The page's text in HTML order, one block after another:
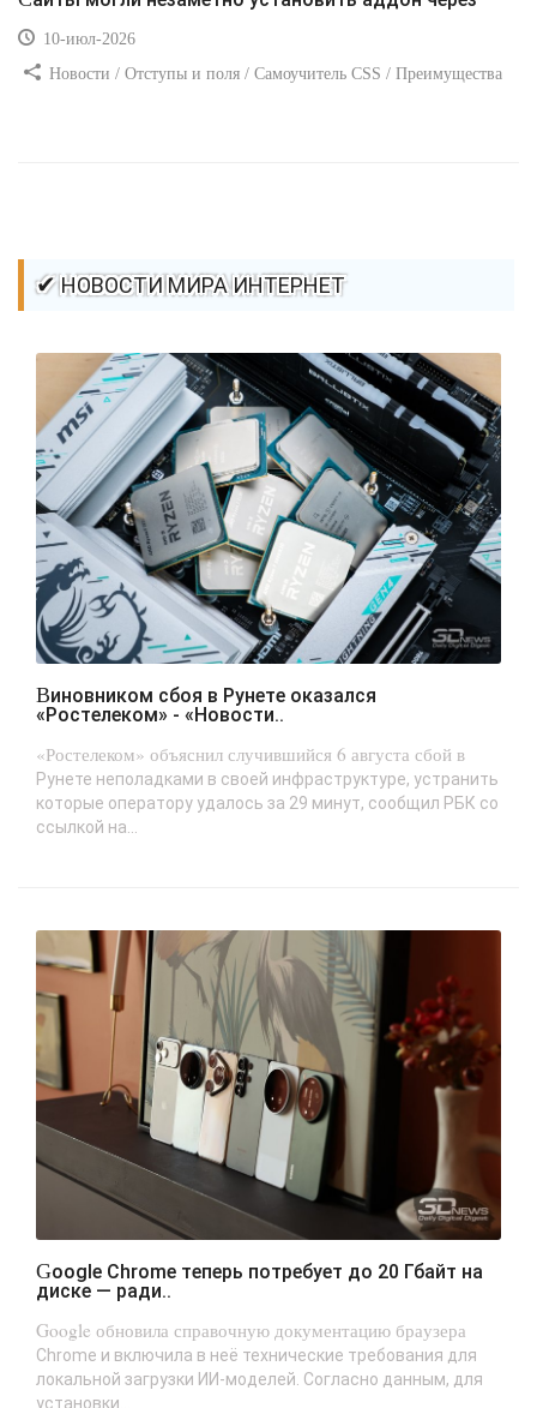
10-июл-2026
Новости / Отступы и поля / Самоучитель CSS / Преимущества
✔ НОВОСТИ МИРА ИНТЕРНЕТ
Виновником сбоя в Рунете оказался
«Ростелеком» - «Новости..
«Ростелеком» объяснил случившийся 6 августа сбой в
Рунете неполадками в своей инфраструктуре, устранить
которые оператору удалось за 29 минут, сообщил РБК со
ссылкой на...
Google Chrome теперь потребует до 20 Гбайт на
диске — ради..
Google обновила справочную документацию браузера
Chrome и включила в неё технические требования для
локальной загрузки ИИ-моделей. Согласно данным, для
установки...